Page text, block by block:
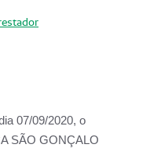
07/09/2020, o
SÃO GONÇALO